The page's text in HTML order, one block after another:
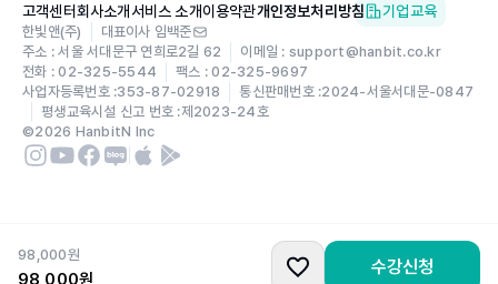
98,000원
98,000원
수강신청
고객센터회사소개서비스 소개이용약관개인정보처리방침 기업교육
한빛앤(주)
대표이사 임백준
주소 : 서울 서대문구 연희로2길 62
이메일 : support@hanbit.co.kr
전화 : 02-325-5544
팩스 : 02-325-9697
사업자등록번호 :353-87-02918 통신판매번호 :2024-서울서대문-0847
평생교육시설 신고 번호 :제2023-24호
©2026 HanbitN Inc